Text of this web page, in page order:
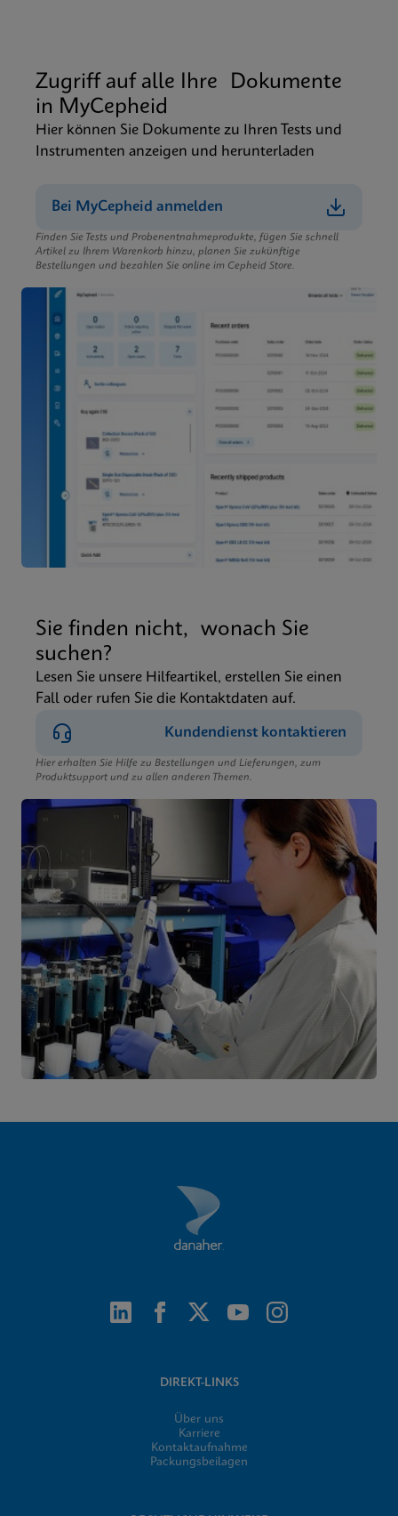
Zugriff auf alle Ihre Dokumente
in MyCepheid
Hier können Sie Dokumente zu Ihren Tests und
Instrumenten anzeigen und herunterladen
Bei MyCepheid anmelden
Finden Sie Tests und Probenentnahmeprodukte, fügen Sie schnell
Artikel zu Ihrem Warenkorb hinzu, planen Sie zukünftige
Bestellungen und bezahlen Sie online im Cepheid Store.
Sie finden nicht, wonach Sie
suchen?
Lesen Sie unsere Hilfeartikel, erstellen Sie einen
Fall oder rufen Sie die Kontaktdaten auf.
Kundendienst kontaktieren
Hier erhalten Sie Hilfe zu Bestellungen und Lieferungen, zum
Produktsupport und zu allen anderen Themen.
DIREKT-LINKS
Über uns
Karriere
Kontaktaufnahme
Packungsbeilagen